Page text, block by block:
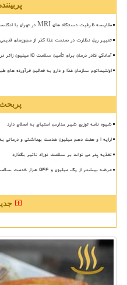
مقایسه ظرفیت دستگاه های MRI در تهران با انگلستان ما جلوتریم!
تغییر ریل نظارت در صنعت غذا گذر از مجوزهای قدیمی
آمادگی کادر درمان برای تأمین سلامت 15 میلیون زائر در پایتخت
اولتیماتوم سازمان غذا و دارو به فعالین فرآورده های
شیوه نامه توزیع شیر مدارس احتیاج به اصلاح دارد
ارایه ۱ و هفت دهم میلیون خدمت بهداشتی و درمانی به زوار اربعین
تغذیه پدر می تواند بر سلامت نوزاد تاثیر بگذارد
عرضه بیشتر از یک میلیون و ۵۴۴ هزار خدمت سلامت به زائرین اربعین